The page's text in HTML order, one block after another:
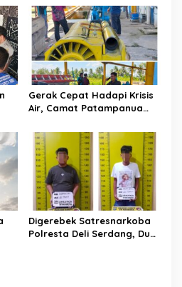
Gerak Cepat Hadapi Krisis
Air, Camat Patampanua
Demi Selamatkan Ribuan
Hektare Sawah Warga
Digerebek Satresnarkoba
Polresta Deli Serdang, Dua